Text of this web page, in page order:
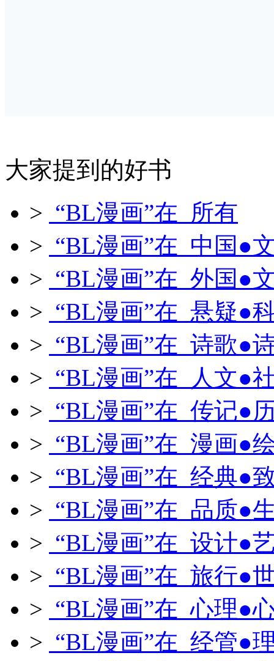
大家提到的好书
> “BL漫画”在 所有
> “BL漫画”在 中国●
> “BL漫画”在 外国●
> “BL漫画”在 悬疑●
> “BL漫画”在 诗歌●
> “BL漫画”在 人文●
> “BL漫画”在 传记●
> “BL漫画”在 漫画●
> “BL漫画”在 经典●
> “BL漫画”在 品质●
> “BL漫画”在 设计●
> “BL漫画”在 旅行●
> “BL漫画”在 心理●
> “BL漫画”在 经管●